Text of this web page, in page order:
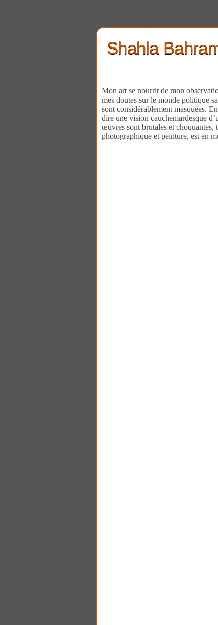
Shahla
Mon art se nourrit de mon
mes doutes sur le monde politique
sont considérablement masquées.
dire une vision cauchemardesque
œuvres sont brutales et choquantes,
photographique et peinture, est en